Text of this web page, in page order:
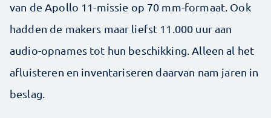
van de Apollo 11-missie op 70 mm-formaat. Ook
hadden de makers maar liefst 11.000 uur aan
audio-opnames tot hun beschikking. Alleen al het
afluisteren en inventariseren daarvan nam jaren in
beslag.